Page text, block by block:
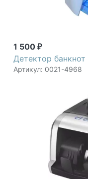
1 500 ₽
Детектор
Артикул: 0021-4968